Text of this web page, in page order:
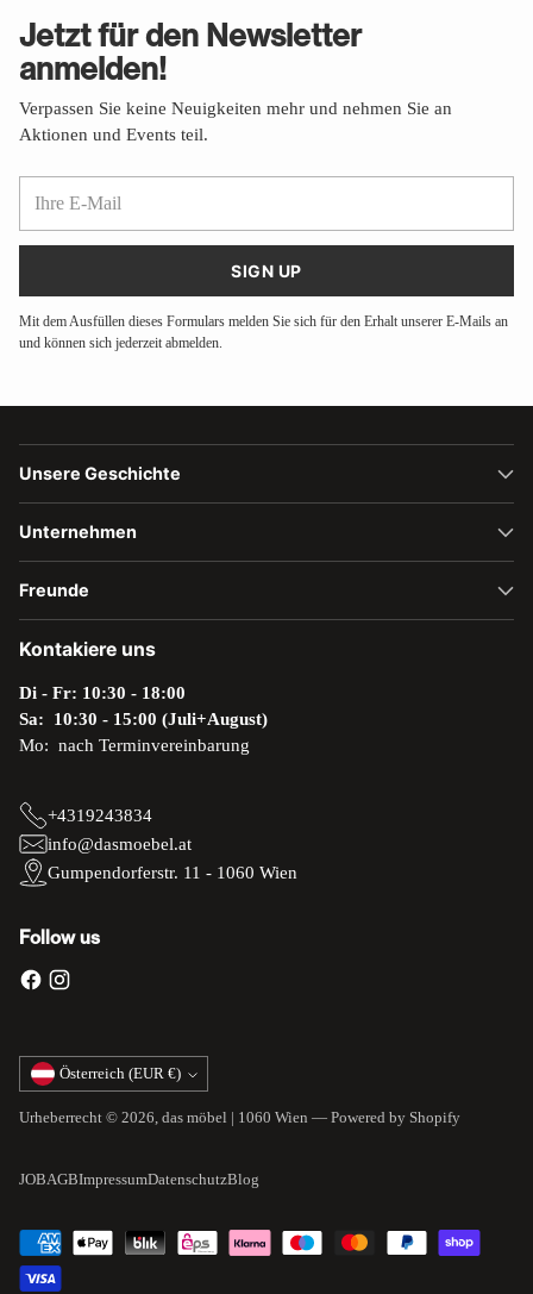
Jetzt für den Newsletter
anmelden!
Verpassen Sie keine Neuigkeiten mehr und nehmen Sie an
Aktionen und Events teil.
SIGN UP
Mit dem Ausfüllen dieses Formulars melden Sie sich für den Erhalt unserer E-Mails an
und können sich jederzeit abmelden.
Unsere Geschichte
Unternehmen
Freunde
Kontakiere uns
Di - Fr: 10:30 - 18:00
Sa: 10:30 - 15:00 (Juli+August)
Mo: nach Terminvereinbarung
+4319243834
info@dasmoebel.at
Gumpendorferstr. 11 - 1060 Wien
Follow us
Währung Österreich (EUR €)
Urheberrecht © 2026, das möbel | 1060 Wien — Powered by Shopify
JOBAGBImpressumDatenschutzBlog